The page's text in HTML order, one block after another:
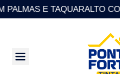
PALMAS E TAQUARALTO